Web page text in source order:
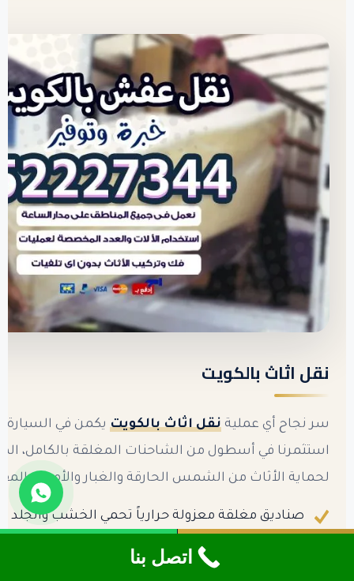
نقل اثاث بالكويت
سر نجاح أي عمليةنقل اثاث بالكويت يكمن في
استثمرنا في أسطول من الشاحنات المغلقة بالكامل،
لحماية الأثاث من الشمس الحارقة والغبار والأمطار
صناديق مغلقة معزولة حرارياً تحمي الخشب والجلد
أحزمة تثبيت وسكك جانبية تمنع اهتزاز القطع أثناء
اتصل بنا